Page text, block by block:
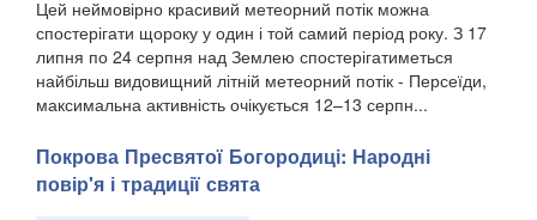
Цей неймовірно красивий метеорний потік можна
спостерігати щороку у один і той самий період року. З 17
липня по 24 серпня над Землею спостерігатиметься
найбільш видовищний літній метеорний потік - Персеїди,
максимальна активність очікується 12–13 серпн...
Покрова Пресвятої Богородиці: Народні
повір'я і традиції свята